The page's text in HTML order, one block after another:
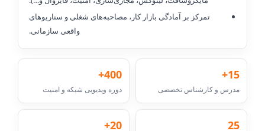
تمرکز بر آمادگی بازار کار، مصاحبه‌های شغلی و سناریوهای
واقعی سازمانی.
15+
مدرس و کارشناس تخصصی
400+
دوره ویدیویی شبکه و امنیت
25
20+